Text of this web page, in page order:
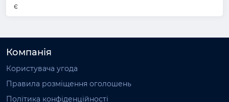
є
Компанія
Користувача угода
Правила розміщення оголошень
Політика конфіденційності